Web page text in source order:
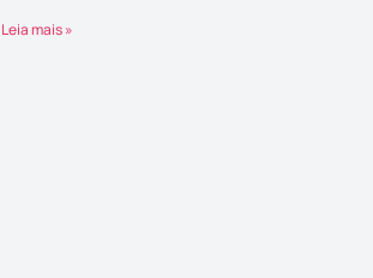
Leia mais »